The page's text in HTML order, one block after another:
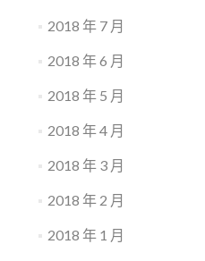
2018 年 7 月
2018 年 6 月
2018 年 5 月
2018 年 4 月
2018 年 3 月
2018 年 2 月
2018 年 1 月